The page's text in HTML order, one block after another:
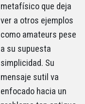
metafísico que deja
ver a otros ejemplos
como amateurs pese
a su supuesta
simplicidad. Su
mensaje sutil va
enfocado hacia un